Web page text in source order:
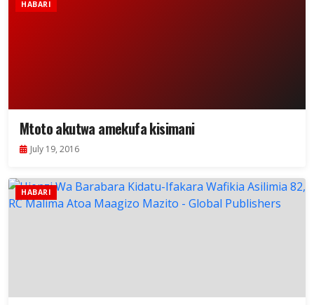
HABARI
Mtoto akutwa amekufa kisimani
July 19, 2016
HABARI